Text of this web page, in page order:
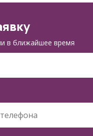
в ближайшее время